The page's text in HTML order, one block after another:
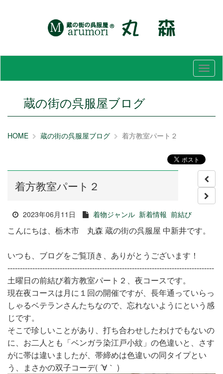
メ
ニ
蔵の街の呉服屋ブログ
HOME 蔵の街の呉服屋ブログ 着方教室パート２
着方教室パート２
2023年06月11日 着物ジャンル 新着情報 前結び
こんにちは、栃木市 丸森 蔵の街の呉服屋 中新井です。
いつも、ブログをご覧頂き、ありがとうございます！
-----------------------------------------------------------------------------------
土曜日の前結び着方教室パート２、夜コースです。
現在夜コースは月に１回の開催ですが、長年通っていらっ
しゃるベテランさんたちなので、忘れないようにという感
じです。
そこで珍しいことがあり、打ち合わせしたわけでもないの
に、お二人とも「ベンガラ染江戸小紋」の色違いと、さす
がに帯は違いましたが、帯締めは色違いの同タイプとい
う、まさかの双子コーデ( ´∀｀ )